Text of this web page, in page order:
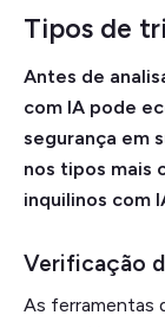
Tipos de
Antes de
com IA pode
segurança em
nos tipos mais
inquilinos com
Verificação
As ferramentas